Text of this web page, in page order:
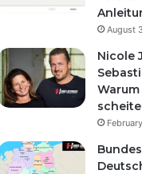
August
Nicole